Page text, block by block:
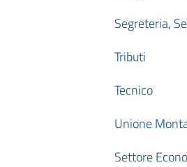
Segreteria,
Tributi
Tecnico
Unione
Settore